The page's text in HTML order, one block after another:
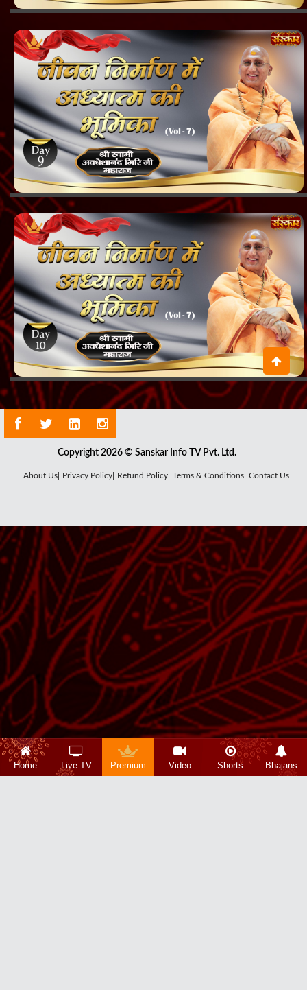
Copyright 2026 © Sanskar Info TV Pvt. Ltd.
About Us| Privacy Policy| Refund Policy| Terms & Conditions| Contact Us
Home Live TV Premium Video Shorts Bhajans